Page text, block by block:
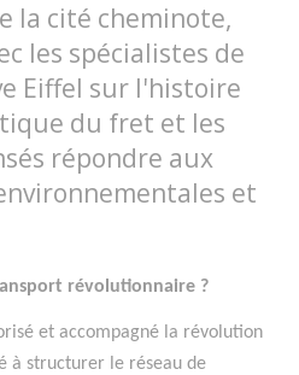
la cité cheminote,
les spécialistes de
Eiffel sur l'histoire
du fret et les
répondre aux
et
révolutionnaire ?
et accompagné la révolution
à structurer le réseau de